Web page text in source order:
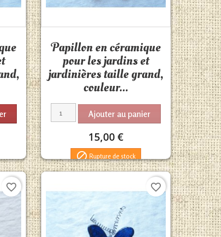
Papillon en céramique
pour les jardins et
jardinières taille grand,
couleur...
Ajouter au panier
15,00 €
Rupture de stock
favorite_border favorite_border